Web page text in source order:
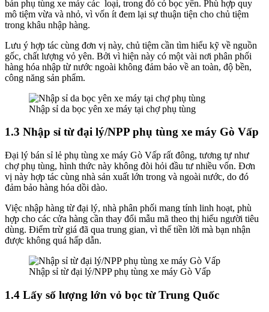
bán phụ tùng xe máy các loại, trong đó có bọc yên. Phù hợp quy
mô tiệm vừa và nhỏ, vì vốn ít đem lại sự thuận tiện cho chủ tiệm
trong khâu nhập hàng.
Lưu ý hợp tác cùng đơn vị này, chủ tiệm cần tìm hiểu kỹ về nguồn
gốc, chất lượng vỏ yên. Bởi vì hiện này có một vài nơi phân phối
hàng hóa nhập từ nước ngoài không đảm bảo về an toàn, độ bền,
công năng sản phẩm.
Nhập sỉ da bọc yên xe máy tại chợ phụ tùng
1.3 Nhập sỉ từ đại lý/NPP phụ tùng xe máy Gò Vấp
Đại lý bán sỉ lẻ phụ tùng xe máy Gò Vấp rất đông, tương tự như
chợ phụ tùng, hình thức này không đòi hỏi đầu tư nhiều vốn. Đơn
vị này hợp tác cùng nhà sản xuất lớn trong và ngoài nước, do đó
đảm bảo hàng hóa dồi dào.
Việc nhập hàng từ đại lý, nhà phân phối mang tính linh hoạt, phù
hợp cho các cửa hàng cần thay đổi mẫu mã theo thị hiếu người tiêu
dùng. Điểm trừ giá đã qua trung gian, vì thế tiền lời mà bạn nhận
được không quá hấp dẫn.
Nhập sỉ từ đại lý/NPP phụ tùng xe máy Gò Vấp
1.4 Lấy số lượng lớn vỏ bọc từ Trung Quốc